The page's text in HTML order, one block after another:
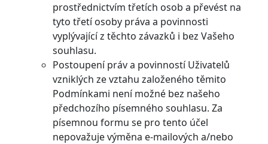
prostřednictvím třetích osob a převést na
tyto třetí osoby práva a povinnosti
vyplývající z těchto závazků i bez Vašeho
souhlasu.
Postoupení práv a povinností Uživatelů
vzniklých ze vztahu založeného těmito
Podmínkami není možné bez našeho
předchozího písemného souhlasu. Za
písemnou formu se pro tento účel
nepovažuje výměna e-mailových a/nebo